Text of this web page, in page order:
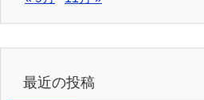
最近の投稿